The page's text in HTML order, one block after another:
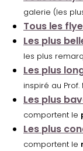
galerie (les
Tous les
Les plus
les plus
Les plus
inspiré au Prof.
Les plus
comportent le
Les plus
comportent le